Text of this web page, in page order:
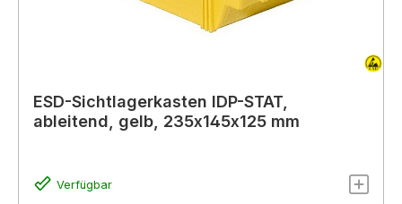
ESD-Sichtlagerkasten IDP-STAT,
ableitend, gelb, 235x145x125 mm
Verfügbar